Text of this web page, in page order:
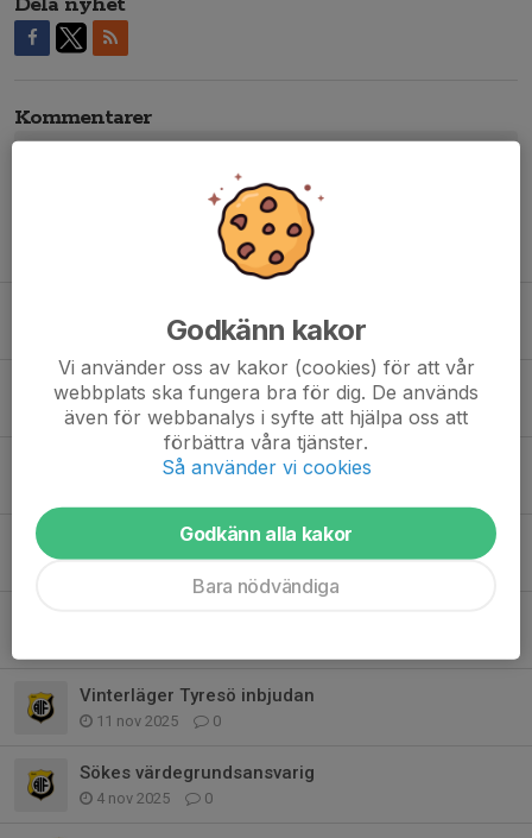
Kommentarer
12 maj, 15:03 0
Ändrade parkeringsregler vid Ishallen/Stavan
9 apr, 19:29 0
Handbollsläger påsklov Tyresö
***årsmöte Handbollssektionen 17/2***
Vinterläger Tyresö inbjudan
11 nov 2025 0
Sökes värdegrundsansvarig
4 nov 2025 0
Godkänn kakor
Vi använder oss av kakor (cookies) för att vår
webbplats ska fungera bra för dig. De används
även för webbanalys i syfte att hjälpa oss att
förbättra våra tjänster.
Så använder vi cookies
Godkänn alla kakor
Bara nödvändiga